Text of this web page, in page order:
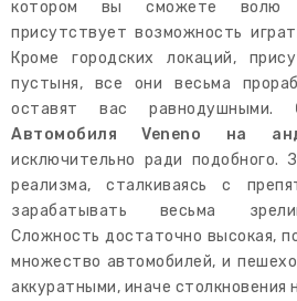
котором вы сможете волю
присутствует возможность
Кроме городских локаций,
пустыня, все они весьма
оставят вас равнодушными.
Автомобиля Veneno на
исключительно ради подобного.
реализма, сталкиваясь с
зарабатывать весьма
Сложность достаточно высокая,
множество автомобилей, и
аккуратными, иначе столкновения